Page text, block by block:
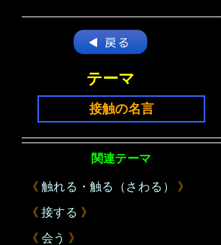
テーマ
接触の名言
関連テーマ
《 触れる・触る（さわる）
》
《 接する 》
《 会う 》